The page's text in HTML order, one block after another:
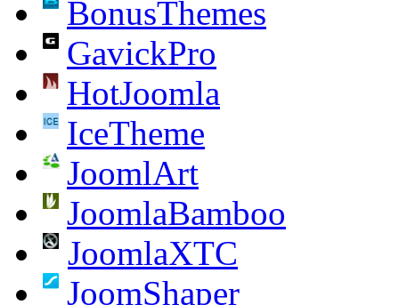
BonusThemes
GavickPro
HotJoomla
IceTheme
JoomlArt
JoomlaBamboo
JoomlaXTC
JoomShaper